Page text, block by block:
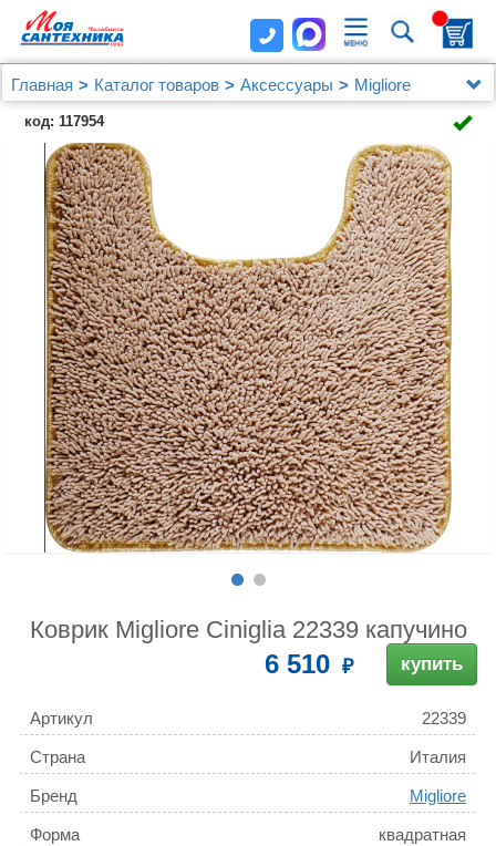
Главная Каталог товаров Аксессуары
Migliore
Коврик Migliore Ciniglia 22339 капучино
код: 117954
Коврик Migliore Ciniglia 22339 капучино
6 510 купить
Артикул 22339
Страна Италия
Бренд Migliore
Форма квадратная